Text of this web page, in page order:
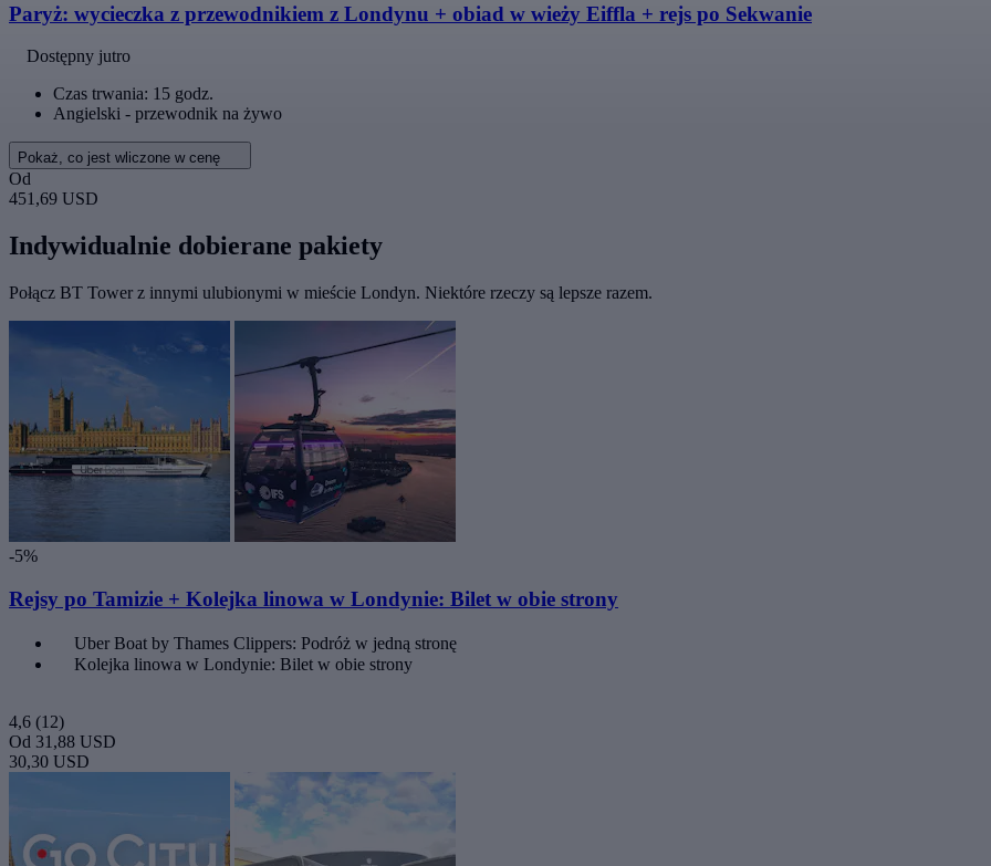
Paryż: wycieczka z przewodnikiem z Londynu + obiad w wieży Eiffla + rejs po Sekwanie
Dostępny jutro
Czas trwania: 15 godz.
Angielski - przewodnik na żywo
Pokaż, co jest wliczone w cenę
Od
451,69 USD
Indywidualnie dobierane pakiety
Połącz BT Tower z innymi ulubionymi w mieście Londyn. Niektóre rzeczy są lepsze razem.
-5%
Rejsy po Tamizie + Kolejka linowa w Londynie: Bilet w obie strony
Uber Boat by Thames Clippers: Podróż w jedną stronę
Kolejka linowa w Londynie: Bilet w obie strony
4,6 (12)
Od 31,88 USD
30,30 USD